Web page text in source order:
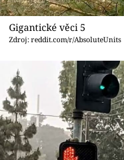
Gigantické věci 5
Zdroj: reddit.com/r/AbsoluteUnits